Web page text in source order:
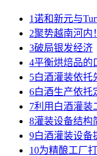
1诺和新元与
2聚势越南河内
3破局银发经济
4平衡烘焙品的
5白酒灌装依托
6白酒生产依托
7利用白酒灌装
8灌装设备结构
9白酒灌装设备
10为精酿工厂